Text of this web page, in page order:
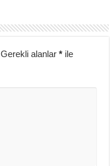
Gerekli alanlar* ile